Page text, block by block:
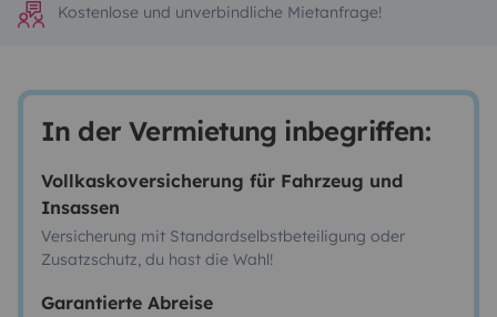
Kostenlose und unverbindliche Mietanfrage!
In der Vermietung inbegriffen:
Vollkaskoversicherung für Fahrzeug und
Insassen
Versicherung mit Standardselbstbeteiligung oder
Zusatzschutz, du hast die Wahl!
Garantierte Abreise